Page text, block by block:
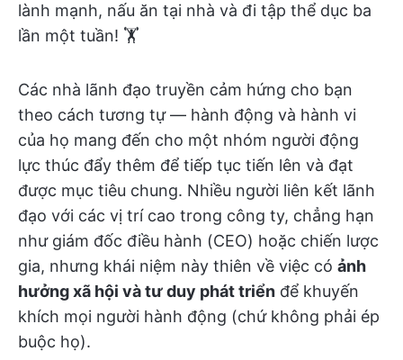
lành mạnh, nấu ăn tại nhà và đi tập thể dục ba
lần một tuần! 🏋️
Các nhà lãnh đạo truyền cảm hứng cho bạn
theo cách tương tự — hành động và hành vi
của họ mang đến cho một nhóm người động
lực thúc đẩy thêm để tiếp tục tiến lên và đạt
được mục tiêu chung. Nhiều người liên kết lãnh
đạo với các vị trí cao trong công ty, chẳng hạn
như giám đốc điều hành (CEO) hoặc chiến lược
gia, nhưng khái niệm này thiên về việc có ảnh
hưởng xã hội và tư duy phát triển để khuyến
khích mọi người hành động (chứ không phải ép
buộc họ).